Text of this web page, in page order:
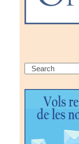
Search